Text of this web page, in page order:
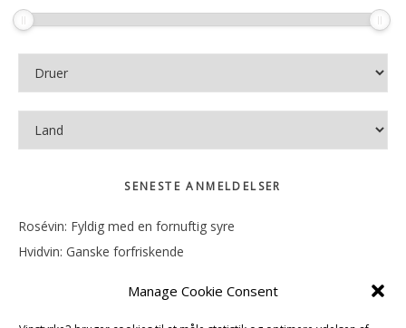
Manage Cookie Consent
SENESTE ANMELDELSER
Rosévin: Fyldig med en fornuftig syre
Hvidvin: Ganske forfriskende
Hvidvin: Smørfedme og tropisk sødme